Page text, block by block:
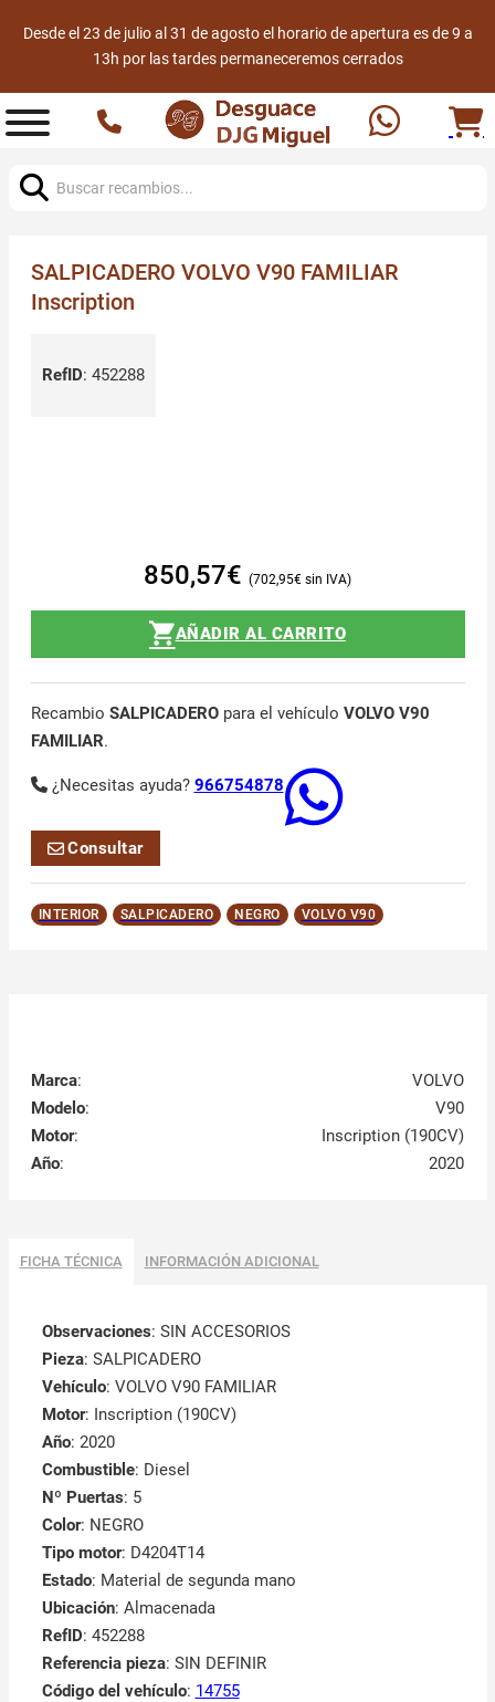
Desde el 23 de julio al 31 de agosto el horario de apertura es de 9 a
13h por las tardes permaneceremos cerrados
SALPICADERO VOLVO V90 FAMILIAR
Inscription
RefID: 452288
850,57€ 702,95€
AÑADIR AL CARRITO
Recambio SALPICADEROpara el vehículo VOLVO V90
FAMILIAR.
¿Necesitas ayuda? 966754878
Consultar
INTERIOR SALPICADERO NEGRO VOLVO V90
Marca:
VOLVO
Modelo:
V90
Motor:
Inscription (190CV)
Año: 2020
FICHA TÉCNICA INFORMACIÓN ADICIONAL
Observaciones: SIN ACCESORIOS
Pieza: SALPICADERO
Vehículo: VOLVO V90 FAMILIAR
Motor: Inscription (190CV)
Año: 2020
Combustible: Diesel
Nº Puertas: 5
Color: NEGRO
Tipo motor: D4204T14
Estado: Material de segunda mano
Ubicación: Almacenada
RefID: 452288
Referencia pieza: SIN DEFINIR
Código del vehículo: 14755